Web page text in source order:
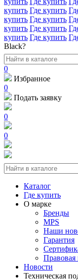
купить Где купить
купить Где купить
купить Где купить
купить Где купить
Black?
0
Избранное
0
Подать заявку
0
0
Каталог
Где купить
О марке
Бренды
MPS
Наши
Гарантия
Новости
Техническая